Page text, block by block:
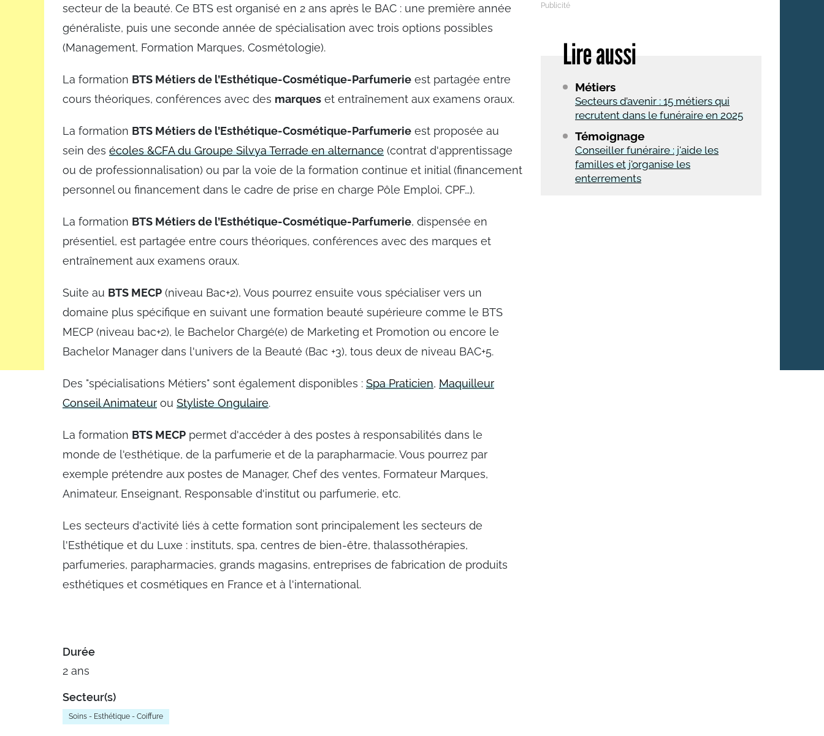
secteur de la beauté. Ce BTS est organisé en 2 ans après le BAC : une première année
généraliste, puis une seconde année de spécialisation avec trois options possibles
(Management, Formation Marques, Cosmétologie).
La formation BTS Métiers de l’Esthétique-Cosmétique-Parfumerie est partagée entre
cours théoriques, conférences avec des marques et entraînement aux examens oraux.
La formation BTS Métiers de l’Esthétique-Cosmétique-Parfumerie est proposée au
sein des écoles &CFA du Groupe Silvya Terrade en alternance (contrat d'apprentissage
ou de professionnalisation) ou par la voie de la formation continue et initial (financement
personnel ou financement dans le cadre de prise en charge Pôle Emploi, CPF…).
La formation BTS Métiers de l’Esthétique-Cosmétique-Parfumerie, dispensée en
présentiel, est partagée entre cours théoriques, conférences avec des marques et
entraînement aux examens oraux.
Suite au BTS MECP (niveau Bac+2), Vous pourrez ensuite vous spécialiser vers un
domaine plus spécifique en suivant une formation beauté supérieure comme le BTS
MECP (niveau bac+2), le Bachelor Chargé(e) de Marketing et Promotion ou encore le
Bachelor Manager dans l'univers de la Beauté (Bac +3), tous deux de niveau BAC+5.
Des "spécialisations Métiers" sont également disponibles : Spa Praticien, Maquilleur
Conseil Animateur ou Styliste Ongulaire.
La formation BTS MECP permet d'accéder à des postes à responsabilités dans le
monde de l'esthétique, de la parfumerie et de la parapharmacie. Vous pourrez par
exemple prétendre aux postes de Manager, Chef des ventes, Formateur Marques,
Animateur, Enseignant, Responsable d'institut ou parfumerie, etc.
Les secteurs d'activité liés à cette formation sont principalement les secteurs de
l'Esthétique et du Luxe : instituts, spa, centres de bien-être, thalassothérapies,
parfumeries, parapharmacies, grands magasins, entreprises de fabrication de produits
esthétiques et cosmétiques en France et à l'international.
Durée
2 ans
Secteur(s)
Soins - Esthétique - Coiffure
Lire aussi
Métiers
Secteurs d’avenir : 15 métiers qui
recrutent dans le funéraire en 2025
Témoignage
Conseiller funéraire : j'aide les
familles et j'organise les
enterrements